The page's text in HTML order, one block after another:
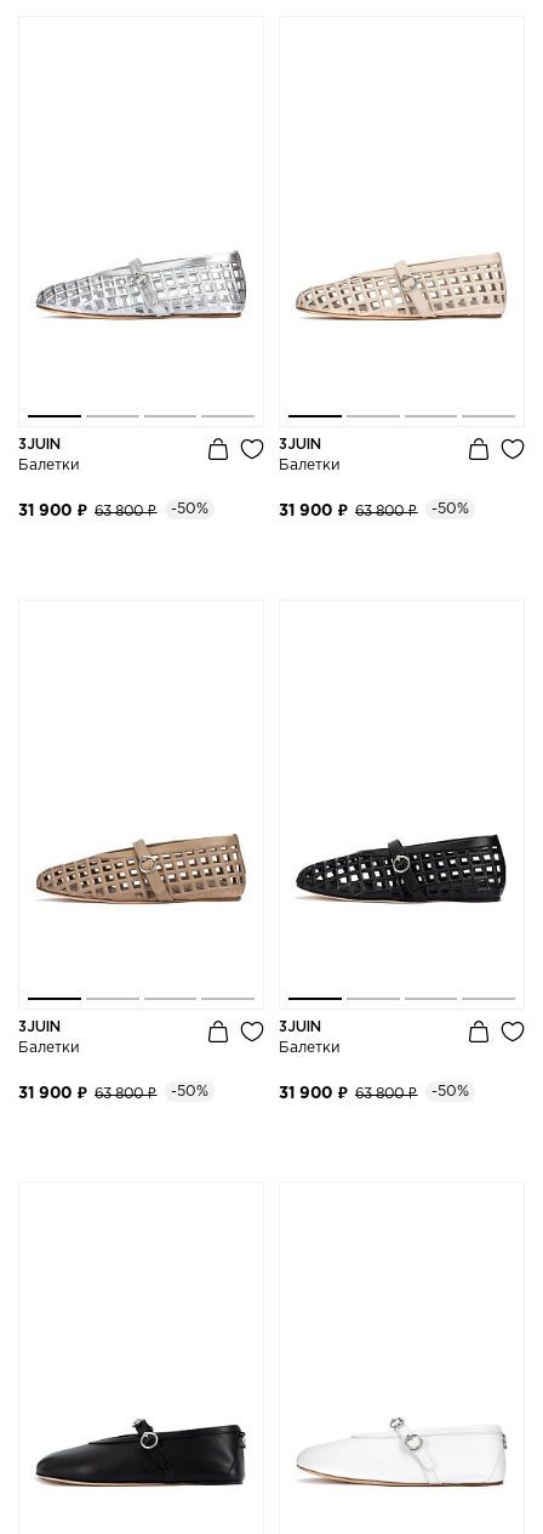
3JUIN
Балетки
31 900 ₽ 63 800 ₽ -50%
3JUIN
Балетки
31 900 ₽ 63 800 ₽ -50%
3JUIN
Балетки
31 900 ₽ 63 800 ₽ -50%
3JUIN
Балетки
31 900 ₽ 63 800 ₽ -50%